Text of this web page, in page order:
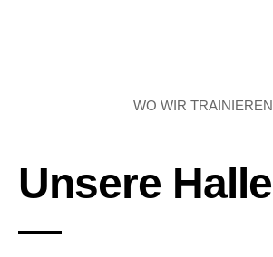
WO WIR TRAINIEREN
Unsere Halle